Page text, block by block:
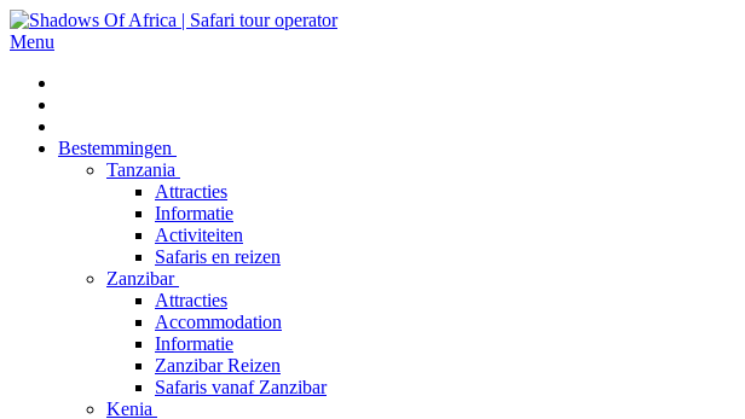
Menu
Bestemmingen
Tanzania
Attracties
Informatie
Activiteiten
Safaris en reizen
Zanzibar
Attracties
Accommodation
Informatie
Zanzibar Reizen
Safaris vanaf Zanzibar
Kenia